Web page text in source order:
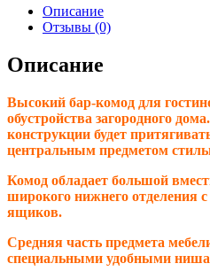
Описание
Отзывы (0)
Описание
Высокий бар-комод для
обустройства загородного
конструкции будет
центральным предметом
Комод обладает большой
широкого нижнего отделения
ящиков.
Средняя часть предмета
специальными удобными